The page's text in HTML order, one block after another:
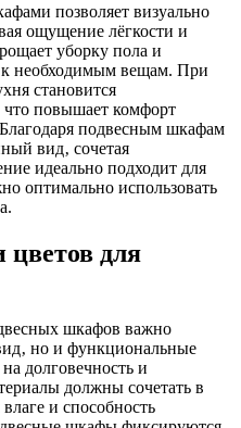
позволяет визуально
ощущение лёгкости и
уборку пола и
к необходимым вещам. При
становится
что повышает комфорт
подвесным шкафам
вид‚ сочетая
идеально подходит для
оптимально использовать
цветов для
шкафов важно
но и функциональные
долговечность и
должны сочетать в
и способность